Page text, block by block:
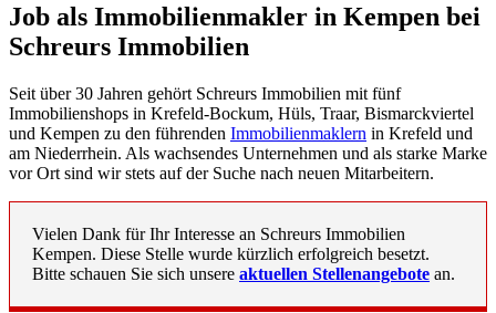
Job als Immobilienmakler in Kempen bei
Schreurs Immobilien
Seit über 30 Jahren gehört Schreurs Immobilien mit fünf
Immobilienshops in Krefeld-Bockum, Hüls, Traar, Bismarckviertel
und Kempen zu den führenden Immobilienmaklern in Krefeld und
am Niederrhein. Als wachsendes Unternehmen und als starke Marke
vor Ort sind wir stets auf der Suche nach neuen Mitarbeitern.
Vielen Dank für Ihr Interesse an Schreurs Immobilien
Kempen. Diese Stelle wurde kürzlich erfolgreich besetzt.
Bitte schauen Sie sich unsere aktuellen Stellenangebote an.